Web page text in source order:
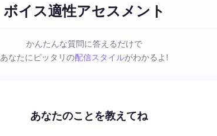
ボイス適性アセスメント
かんたんな質問に答えるだけで
あなたにピッタリの配信スタイルがわかるよ!
あなたのことを教えてね